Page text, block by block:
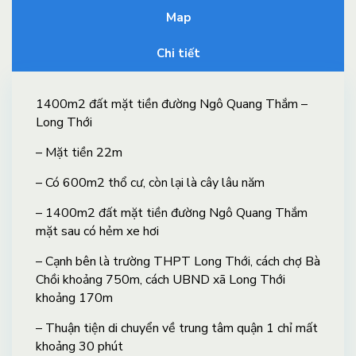
Map
Chi tiết
1400m2 đất mặt tiền đường Ngô Quang Thắm –
Long Thới
– Mặt tiền 22m
– Có 600m2 thổ cư, còn lại là cây lâu năm
– 1400m2 đất mặt tiền đường Ngô Quang Thắm
mặt sau có hẻm xe hơi
– Cạnh bên là trường THPT Long Thới, cách chợ Bà
Chồi khoảng 750m, cách UBND xã Long Thới
khoảng 170m
– Thuận tiện di chuyển về trung tâm quận 1 chỉ mất
khoảng 30 phút